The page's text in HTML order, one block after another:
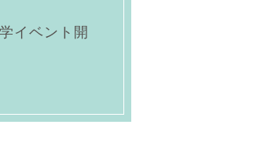
イベント開